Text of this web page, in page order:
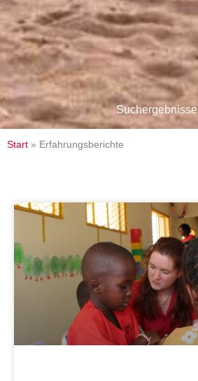
Suchergebnisse
Start » Erfahrungsberichte
SeiteSeite